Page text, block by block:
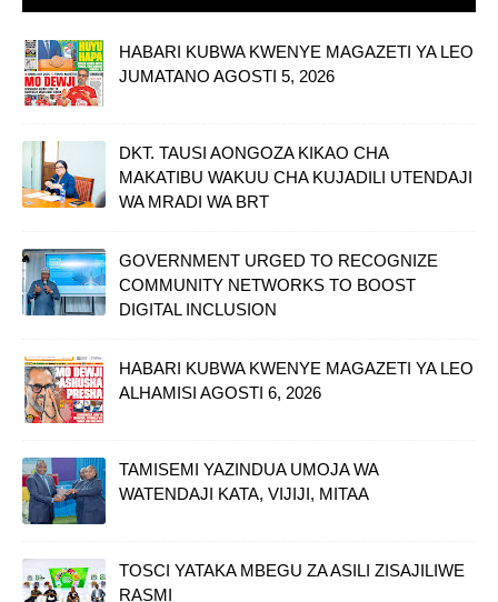
HABARI KUBWA KWENYE MAGAZETI YA LEO
JUMATANO AGOSTI 5, 2026
DKT. TAUSI AONGOZA KIKAO CHA
MAKATIBU WAKUU CHA KUJADILI UTENDAJI
WA MRADI WA BRT
GOVERNMENT URGED TO RECOGNIZE
COMMUNITY NETWORKS TO BOOST
DIGITAL INCLUSION
HABARI KUBWA KWENYE MAGAZETI YA LEO
ALHAMISI AGOSTI 6, 2026
TAMISEMI YAZINDUA UMOJA WA
WATENDAJI KATA, VIJIJI, MITAA
TOSCI YATAKA MBEGU ZA ASILI ZISAJILIWE
RASMI